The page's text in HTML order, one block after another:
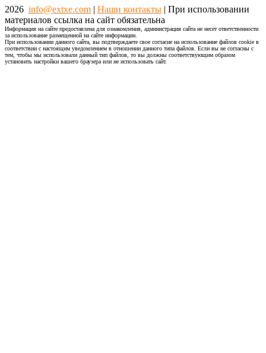
2026 info@extxe.com | Наши контакты | При использовании
материалов ссылка на сайт обязательна
Информация на сайте предоставлена для ознакомления, администрация сайта не несет ответственности
за использование размещенной на сайте информации.
При использовании данного сайта, вы подтверждаете свое согласие на использование файлов cookie в
соответствии с настоящим уведомлением в отношении данного типа файлов. Если вы не согласны с
тем, чтобы мы использовали данный тип файлов, то вы должны соответствующим образом
установить настройки вашего браузера или не использовать сайт.